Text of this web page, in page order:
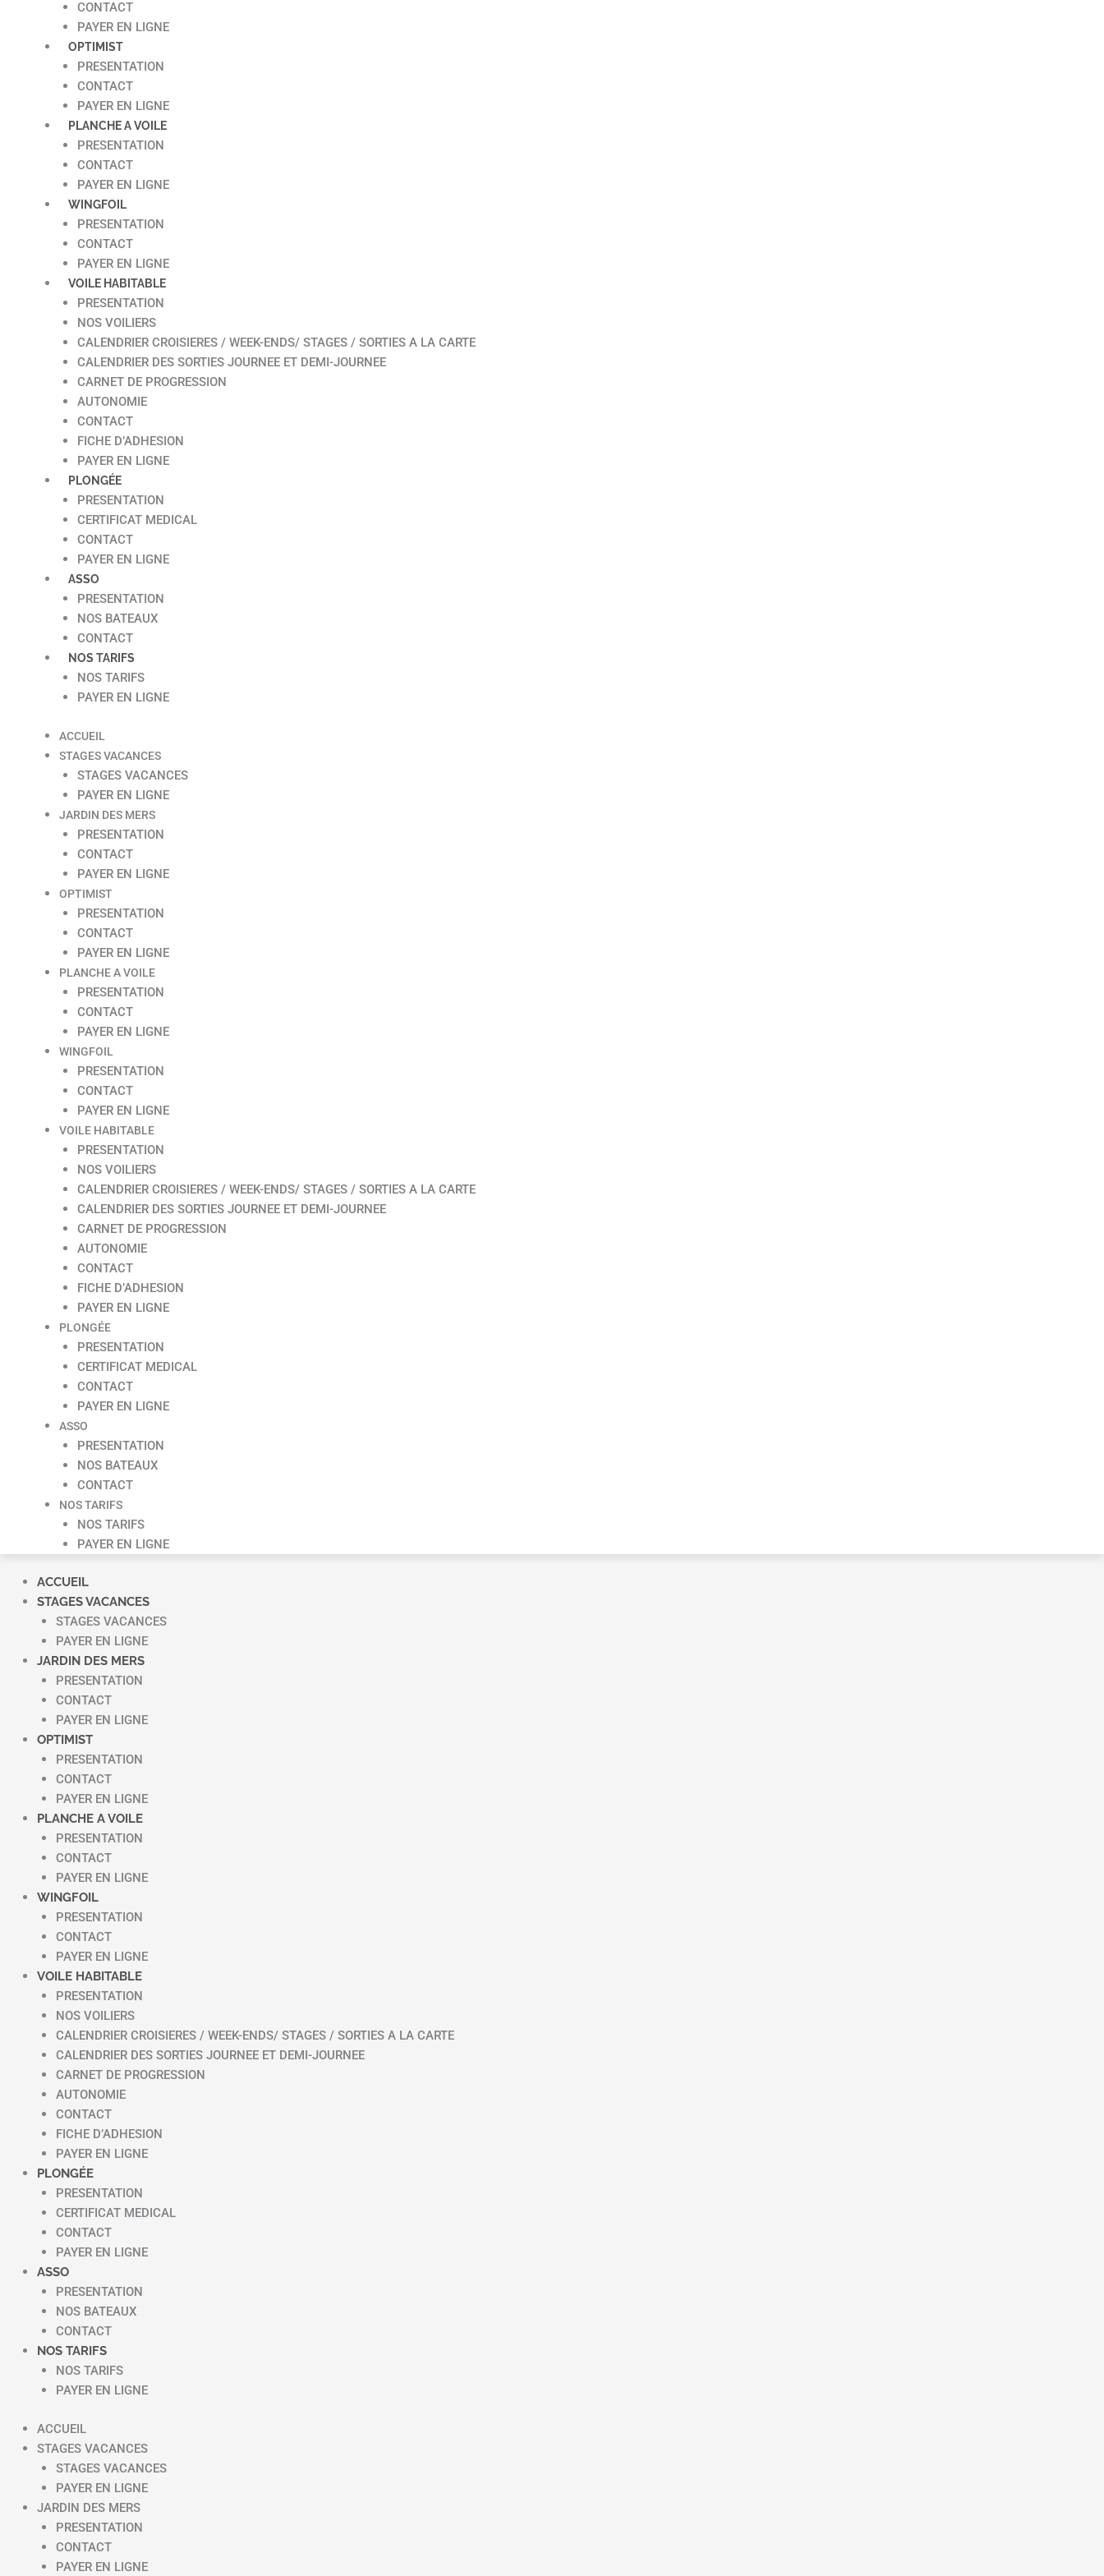
CONTACT
PAYER EN LIGNE
OPTIMIST
PRESENTATION
CONTACT
PAYER EN LIGNE
PLANCHE A VOILE
PRESENTATION
CONTACT
PAYER EN LIGNE
WINGFOIL
PRESENTATION
CONTACT
PAYER EN LIGNE
VOILE HABITABLE
PRESENTATION
NOS VOILIERS
CALENDRIER CROISIERES / WEEK-ENDS/ STAGES / SORTIES A LA CARTE
CALENDRIER DES SORTIES JOURNEE ET DEMI-JOURNEE
CARNET DE PROGRESSION
AUTONOMIE
CONTACT
FICHE D’ADHESION
PAYER EN LIGNE
PLONGÉE
PRESENTATION
CERTIFICAT MEDICAL
CONTACT
PAYER EN LIGNE
ASSO
PRESENTATION
NOS BATEAUX
CONTACT
NOS TARIFS
NOS TARIFS
PAYER EN LIGNE
ACCUEIL
STAGES VACANCES
STAGES VACANCES
PAYER EN LIGNE
JARDIN DES MERS
PRESENTATION
CONTACT
PAYER EN LIGNE
OPTIMIST
PRESENTATION
CONTACT
PAYER EN LIGNE
PLANCHE A VOILE
PRESENTATION
CONTACT
PAYER EN LIGNE
WINGFOIL
PRESENTATION
CONTACT
PAYER EN LIGNE
VOILE HABITABLE
PRESENTATION
NOS VOILIERS
CALENDRIER CROISIERES / WEEK-ENDS/ STAGES / SORTIES A LA CARTE
CALENDRIER DES SORTIES JOURNEE ET DEMI-JOURNEE
CARNET DE PROGRESSION
AUTONOMIE
CONTACT
FICHE D’ADHESION
PAYER EN LIGNE
PLONGÉE
PRESENTATION
CERTIFICAT MEDICAL
CONTACT
PAYER EN LIGNE
ASSO
PRESENTATION
NOS BATEAUX
CONTACT
NOS TARIFS
NOS TARIFS
PAYER EN LIGNE
ACCUEIL
STAGES VACANCES
STAGES VACANCES
PAYER EN LIGNE
JARDIN DES MERS
PRESENTATION
CONTACT
PAYER EN LIGNE
OPTIMIST
PRESENTATION
CONTACT
PAYER EN LIGNE
PLANCHE A VOILE
PRESENTATION
CONTACT
PAYER EN LIGNE
WINGFOIL
PRESENTATION
CONTACT
PAYER EN LIGNE
VOILE HABITABLE
PRESENTATION
NOS VOILIERS
CALENDRIER CROISIERES / WEEK-ENDS/ STAGES / SORTIES A LA CARTE
CALENDRIER DES SORTIES JOURNEE ET DEMI-JOURNEE
CARNET DE PROGRESSION
AUTONOMIE
CONTACT
FICHE D’ADHESION
PAYER EN LIGNE
PLONGÉE
PRESENTATION
CERTIFICAT MEDICAL
CONTACT
PAYER EN LIGNE
ASSO
PRESENTATION
NOS BATEAUX
CONTACT
NOS TARIFS
NOS TARIFS
PAYER EN LIGNE
ACCUEIL
STAGES VACANCES
STAGES VACANCES
PAYER EN LIGNE
JARDIN DES MERS
PRESENTATION
CONTACT
PAYER EN LIGNE